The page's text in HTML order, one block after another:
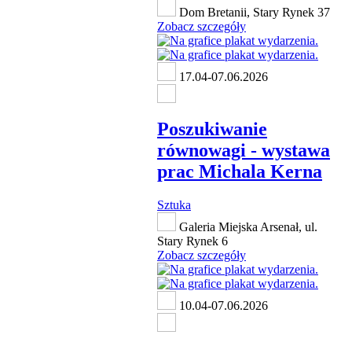
Dom Bretanii, Stary Rynek 37
Zobacz szczegóły
17.04-07.06.2026
Poszukiwanie
równowagi - wystawa
prac Michala Kerna
Sztuka
Galeria Miejska Arsenał, ul.
Stary Rynek 6
Zobacz szczegóły
10.04-07.06.2026